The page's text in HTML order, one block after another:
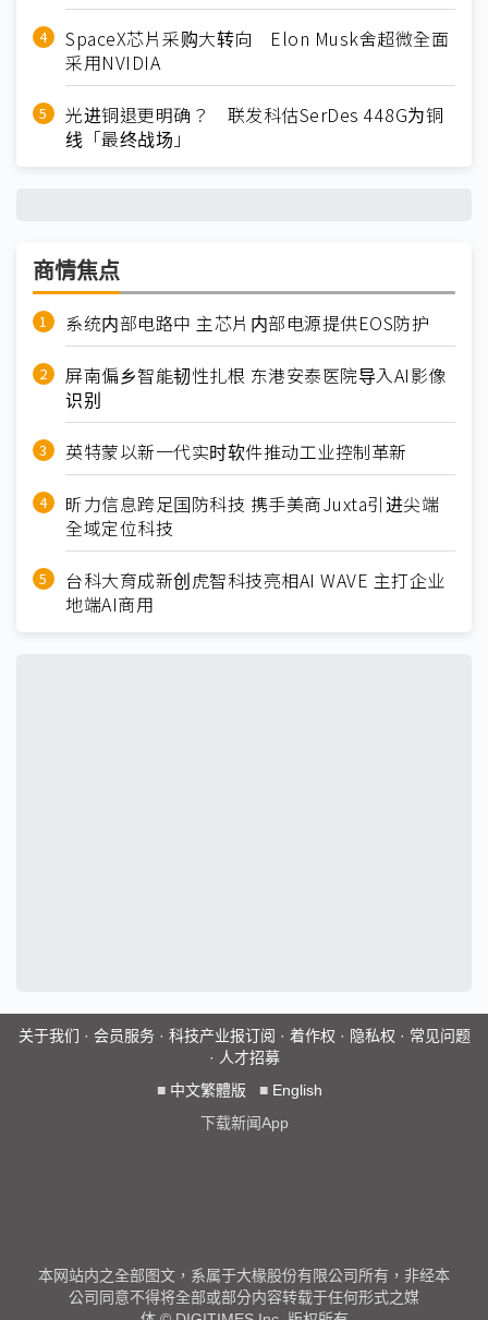
SpaceX芯片采购大转向 Elon Musk舍超微全面
采用NVIDIA
光进铜退更明确？ 联发科估SerDes 448G为铜
线「最终战场」
商情焦点
系统内部电路中 主芯片内部电源提供EOS防护
屏南偏乡智能韧性扎根 东港安泰医院导入AI影像
识别
英特蒙以新一代实时软件推动工业控制革新
昕力信息跨足国防科技 携手美商Juxta引进尖端
全域定位科技
台科大育成新创虎智科技亮相AI WAVE 主打企业
地端AI商用
关于我们 · 会员服务· 科技产业报订阅 · 着作权 · 隐私权 · 常见问题
· 人才招募
■ 中文繁體版 ■ English
下载新闻App
本网站内之全部图文，系属于大椽股份有限公司所有，非经本
公司同意不得将全部或部分内容转载于任何形式之媒